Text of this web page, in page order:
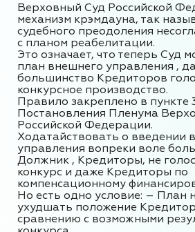
Верховный Суд Российской
механизм крэмдауна, так
судебного преодоления
с планом реабелитации.
Это означает, что теперь Суд
план внешнего управления ,
большинство Кредиторов
конкурсное производство.
Правило закреплено в пункте
Постановления Пленума
Российской Федерации.
Ходатайствовать о введении
управления вопреки воле
Должник , Кредиторы, не
конкурс и даже Кредиторы по
компенсационному
Но есть одно условие: – План
ухудшать положение
сравнению с возможными